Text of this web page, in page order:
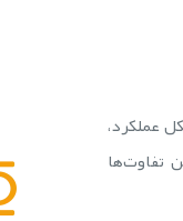
عملکرد،
تفاوت‌ها